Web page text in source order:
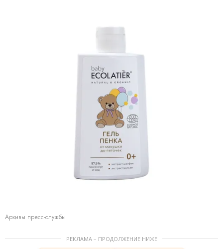
Архивы пресс-службы
РЕКЛАМА – ПРОДОЛЖЕНИЕ НИЖЕ